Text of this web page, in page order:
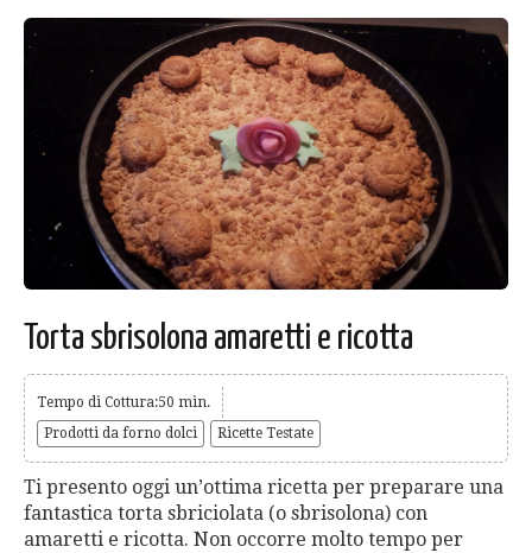
Torta sbrisolona amaretti e ricotta
Tempo di Cottura:50 min.
Prodotti da forno dolci
Ricette Testate
Ti presento oggi un’ottima ricetta per preparare una
fantastica torta sbriciolata (o sbrisolona) con
amaretti e ricotta. Non occorre molto tempo per